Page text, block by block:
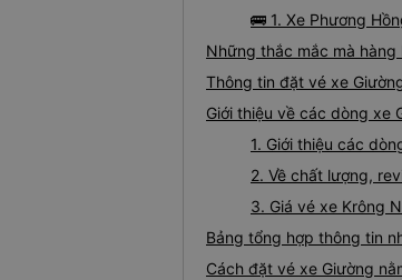
🚌 1. Xe Phương
Những thắc mắc mà
Thông tin đặt vé xe
Giới thiệu về các dòng xe
1. Giới thiệu các
2. Về chất lượng,
3. Giá vé xe Krông
Bảng tổng hợp thông tin
Cách đặt vé xe Giường